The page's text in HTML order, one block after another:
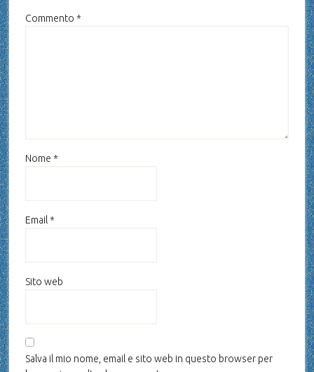
Commento *
Nome *
Email *
Sito web
Salva il mio nome, email e sito web in questo browser per